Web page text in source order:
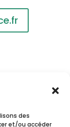
des
et/ou accéder